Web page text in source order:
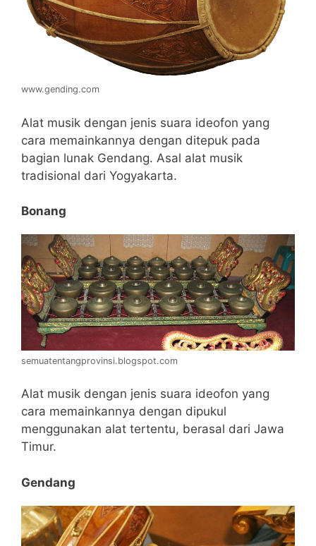
www.gending.com
Alat musik dengan jenis suara ideofon yang
cara memainkannya dengan ditepuk pada
bagian lunak Gendang. Asal alat musik
tradisional dari Yogyakarta.
Bonang
semuatentangprovinsi.blogspot.com
Alat musik dengan jenis suara ideofon yang
cara memainkannya dengan dipukul
menggunakan alat tertentu, berasal dari Jawa
Timur.
Gendang